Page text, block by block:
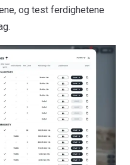
og test ferdighetene